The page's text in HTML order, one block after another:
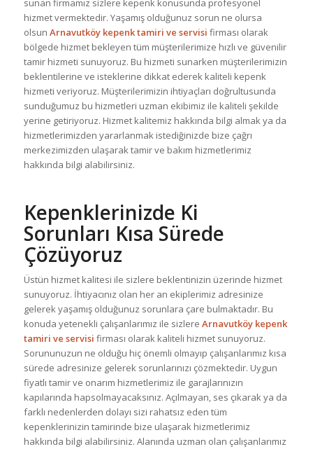
sunan firmamız sizlere kepenk konusunda profesyonel
hizmet vermektedir. Yaşamış olduğunuz sorun ne olursa
olsun Arnavutköy kepenk tamiri ve servisi firması olarak
bölgede hizmet bekleyen tüm müşterilerimize hızlı ve güvenilir
tamir hizmeti sunuyoruz. Bu hizmeti sunarken müşterilerimizin
beklentilerine ve isteklerine dikkat ederek kaliteli kepenk
hizmeti veriyoruz. Müşterilerimizin ihtiyaçları doğrultusunda
sunduğumuz bu hizmetleri uzman ekibimiz ile kaliteli şekilde
yerine getiriyoruz. Hizmet kalitemiz hakkında bilgi almak ya da
hizmetlerimizden yararlanmak istediğinizde bize çağrı
merkezimizden ulaşarak tamir ve bakım hizmetlerimiz
hakkında bilgi alabilirsiniz.
Kepenklerinizde Ki
Sorunları Kısa Sürede
Çözüyoruz
Üstün hizmet kalitesi ile sizlere beklentinizin üzerinde hizmet
sunuyoruz. İhtiyacınız olan her an ekiplerimiz adresinize
gelerek yaşamış olduğunuz sorunlara çare bulmaktadır. Bu
konuda yetenekli çalışanlarımız ile sizlere Arnavutköy kepenk
tamiri ve servisi firması olarak kaliteli hizmet sunuyoruz.
Sorununuzun ne olduğu hiç önemli olmayıp çalışanlarımız kısa
sürede adresinize gelerek sorunlarınızı çözmektedir. Uygun
fiyatlı tamir ve onarım hizmetlerimiz ile garajlarınızın
kapılarında hapsolmayacaksınız. Açılmayan, ses çıkarak ya da
farklı nedenlerden dolayı sizi rahatsız eden tüm
kepenklerinizin tamirinde bize ulaşarak hizmetlerimiz
hakkında bilgi alabilirsiniz. Alanında uzman olan çalışanlarımız